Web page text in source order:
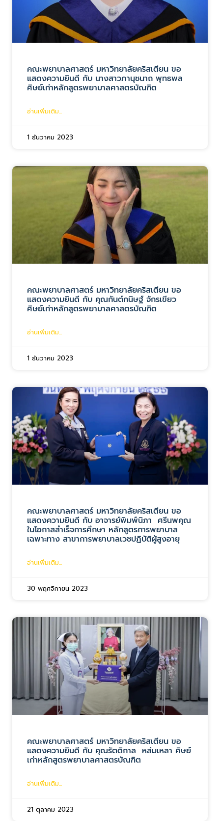
คณะพยาบาลศาสตร์ มหาวิทยาลัยคริสเตียน ขอ
แสดงความยินดี กับ นางสาวภานุชนาถ พุทธพล
ศิษย์เก่าหลักสูตรพยาบาลศาสตรบัณฑิต
อ่านเพิ่มเติม...
1 ธันวาคม 2023
คณะพยาบาลศาสตร์ มหาวิทยาลัยคริสเตียน ขอ
แสดงความยินดี กับ คุณกันต์กนิษฐ์ จักรเขียว
ศิษย์เก่าหลักสูตรพยาบาลศาสตรบัณฑิต
อ่านเพิ่มเติม...
1 ธันวาคม 2023
คณะพยาบาลศาสตร์ มหาวิทยาลัยคริสเตียน ขอ
แสดงความยินดี กับ อาจารย์พิมพ์นิภา ศรีนพคุณ
ในโอกาสสำเร็จการศึกษา หลักสูตรการพยาบาล
เฉพาะทาง สาขาการพยาบาลเวชปฏิบัติผู้สูงอายุ
อ่านเพิ่มเติม...
30 พฤศจิกายน 2023
คณะพยาบาลศาสตร์ มหาวิทยาลัยคริสเตียน ขอ
แสดงความยินดี กับ คุณรัตติกาล หล่มเหลา ศิษย์
เก่าหลักสูตรพยาบาลศาสตรบัณฑิต
อ่านเพิ่มเติม...
21 ตุลาคม 2023